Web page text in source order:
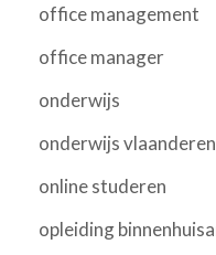
office management
office manager
onderwijs
onderwijs vlaanderen
online studeren
opleiding